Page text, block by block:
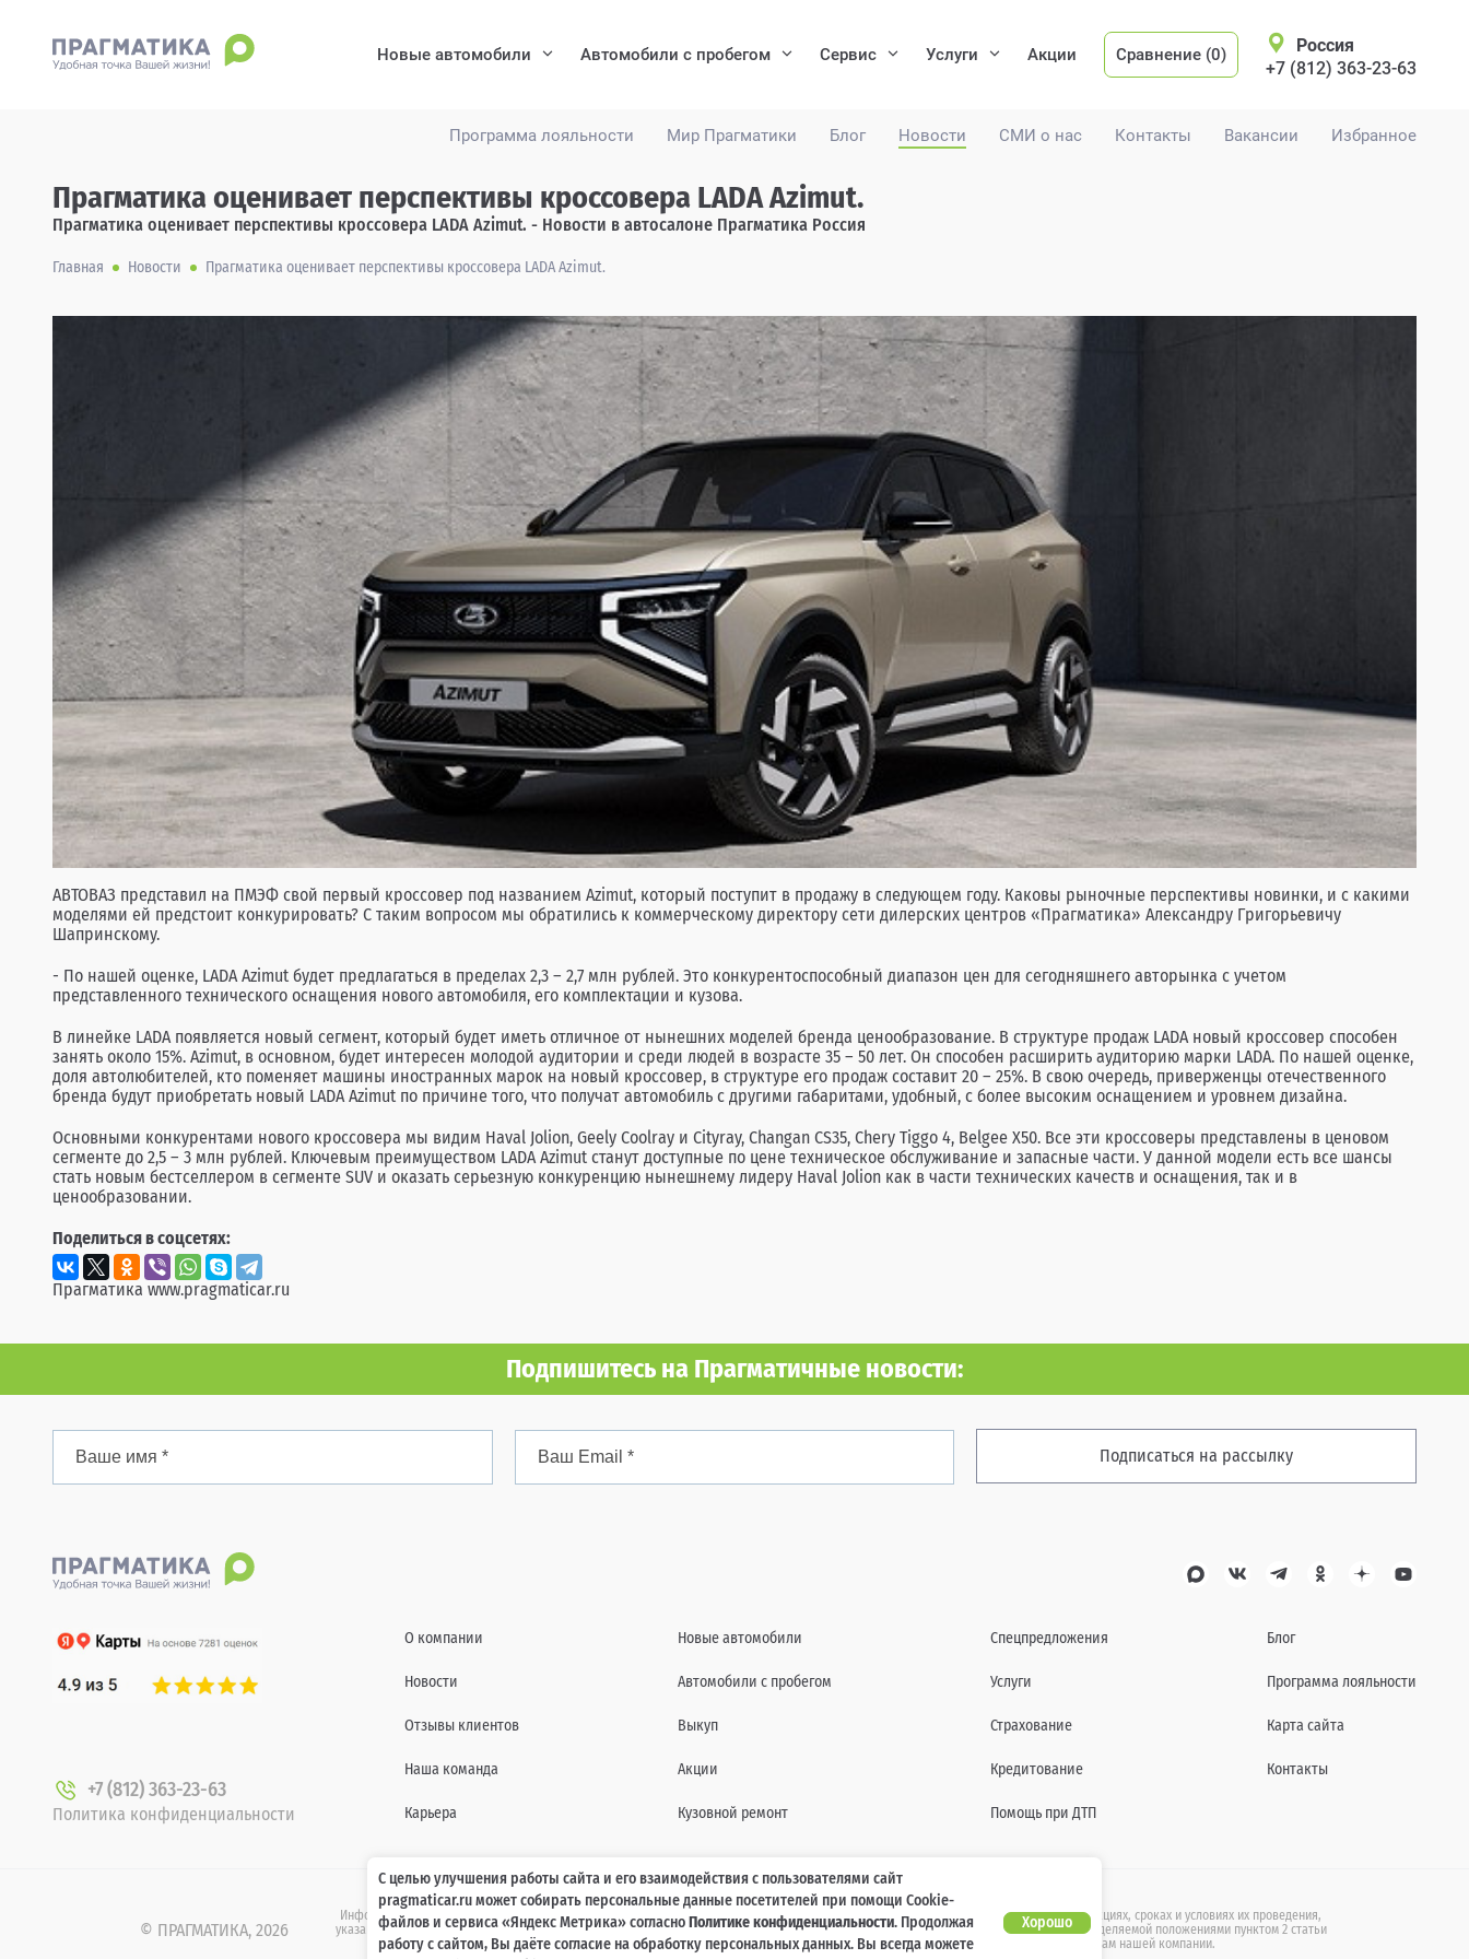
Программа лояльности Мир Прагматики Блог Новости СМИ о нас Контакты Вакансии Избранное
Новые автомобили Автомобили с пробегом Сервис Услуги Акции Сравнение (0)
Россия
+7 (812) 363-23-63
Прагматика оценивает перспективы кроссовера LADA Azimut.
Прагматика оценивает перспективы кроссовера LADA Azimut. - Новости в автосалоне Прагматика Россия
Главная Новости Прагматика оценивает перспективы кроссовера LADA Azimut.
АВТОВАЗ представил на ПМЭФ свой первый кроссовер под названием Azimut, который поступит в продажу в следующем году. Каковы рыночные перспективы новинки, и с какими
моделями ей предстоит конкурировать? С таким вопросом мы обратились к коммерческому директору сети дилерских центров «Прагматика» Александру Григорьевичу
Шапринскому.
- По нашей оценке, LADA Azimut будет предлагаться в пределах 2,3 – 2,7 млн рублей. Это конкурентоспособный диапазон цен для сегодняшнего авторынка с учетом
представленного технического оснащения нового автомобиля, его комплектации и кузова.
В линейке LADA появляется новый сегмент, который будет иметь отличное от нынешних моделей бренда ценообразование. В структуре продаж LADA новый кроссовер способен
занять около 15%. Azimut, в основном, будет интересен молодой аудитории и среди людей в возрасте 35 – 50 лет. Он способен расширить аудиторию марки LADA. По нашей оценке,
доля автолюбителей, кто поменяет машины иностранных марок на новый кроссовер, в структуре его продаж составит 20 – 25%. В свою очередь, приверженцы отечественного
бренда будут приобретать новый LADA Azimut по причине того, что получат автомобиль с другими габаритами, удобный, с более высоким оснащением и уровнем дизайна.
Основными конкурентами нового кроссовера мы видим Haval Jolion, Geely Coolray и Cityray, Changan CS35, Chery Tiggo 4, Belgee X50. Все эти кроссоверы представлены в ценовом
сегменте до 2,5 – 3 млн рублей. Ключевым преимуществом LADA Azimut станут доступные по цене техническое обслуживание и запасные части. У данной модели есть все шансы
стать новым бестселлером в сегменте SUV и оказать серьезную конкуренцию нынешнему лидеру Haval Jolion как в части технических качеств и оснащения, так и в
ценообразовании.
Поделиться в соцсетях:
Прагматика www.pragmaticar.ru
Подпишитесь на Прагматичные новости:
Подписаться на рассылку
+7 (812) 363-23-63
Политика конфиденциальности
О компании
Новости
Отзывы клиентов
Наша команда
Карьера
Новые автомобили
Автомобили с пробегом
Выкуп
Акции
Кузовной ремонт
Спецпредложения
Услуги
Страхование
Кредитование
Помощь при ДТП
Блог
Программа лояльности
Карта сайта
Контакты
© ПРАГМАТИКА, 2026
Информация о технических характеристиках, составе комплектаций, цветовой гамме и стоимости автомобилей, а также действующих акциях, сроках и условиях их проведения,
указанных на сайте www.pragmaticar.ru, носит информационный характер и ни при каких условиях не является публичной офертой, определяемой положениями пунктом 2 статьи
437 Гражданского кодекса Российской Федерации. Для получения подробной информации обращайтесь к специалистам нашей компании.
С целью улучшения работы сайта и его взаимодействия с пользователями сайт
pragmaticar.ru может собирать персональные данные посетителей при помощи Cookie-
файлов и сервиса «Яндекс Метрика» согласноПолитике конфиденциальности. Продолжая
работу с сайтом, Вы даёте согласие на обработку персональных данных. Вы всегда можете
Хорошо